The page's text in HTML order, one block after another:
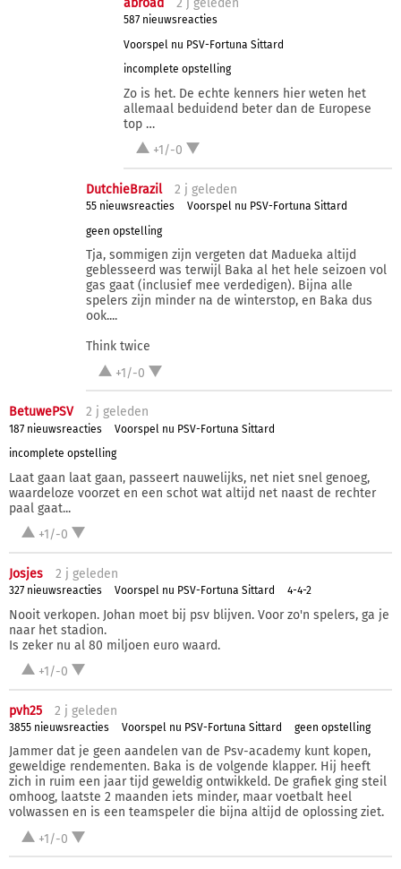
abroad 2 j geleden
587 nieuwsreacties
Voorspel nu PSV-Fortuna Sittard
incomplete opstelling
Zo is het. De echte kenners hier weten het
allemaal beduidend beter dan de Europese
top …
+1/-0
DutchieBrazil 2 j geleden
55 nieuwsreacties
Voorspel nu PSV-Fortuna Sittard
geen opstelling
Tja, sommigen zijn vergeten dat Madueka altijd
geblesseerd was terwijl Baka al het hele seizoen vol
gas gaat (inclusief mee verdedigen). Bijna alle
spelers zijn minder na de winterstop, en Baka dus
ook....
Think twice
+1/-0
BetuwePSV 2 j geleden
187 nieuwsreacties
Voorspel nu PSV-Fortuna Sittard
incomplete opstelling
Laat gaan laat gaan, passeert nauwelijks, net niet snel genoeg,
waardeloze voorzet en een schot wat altijd net naast de rechter
paal gaat...
+1/-0
Josjes 2 j geleden
327 nieuwsreacties Voorspel nu PSV-Fortuna Sittard 4-4-2
Nooit verkopen. Johan moet bij psv blijven. Voor zo'n spelers, ga je
naar het stadion.
Is zeker nu al 80 miljoen euro waard.
+1/-0
pvh25 2 j geleden
3855 nieuwsreacties Voorspel nu PSV-Fortuna Sittard geen opstelling
Jammer dat je geen aandelen van de Psv-academy kunt kopen,
geweldige rendementen. Baka is de volgende klapper. Hij heeft
zich in ruim een jaar tijd geweldig ontwikkeld. De grafiek ging steil
omhoog, laatste 2 maanden iets minder, maar voetbalt heel
volwassen en is een teamspeler die bijna altijd de oplossing ziet.
+1/-0